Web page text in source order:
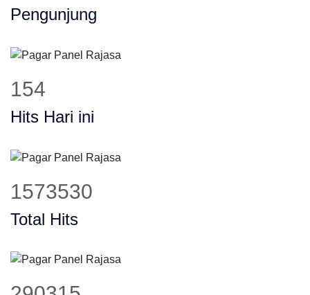
Pengunjung
197
Hits Hari ini
2012247
Total Hits